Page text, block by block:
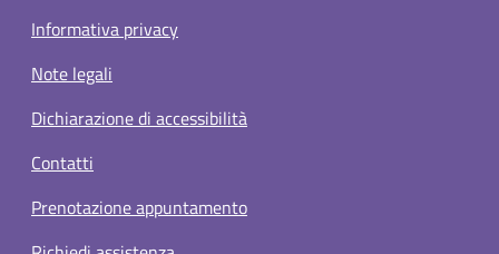
Informativa privacy
Note legali
Dichiarazione di accessibilità
Contatti
Prenotazione appuntamento